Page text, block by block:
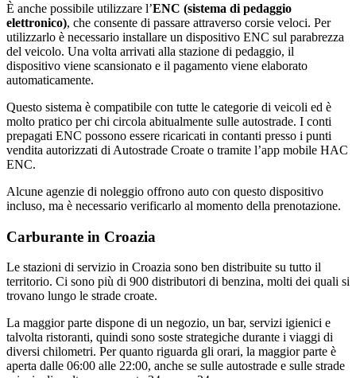
È anche possibile utilizzare l’ENC (sistema di pedaggio
elettronico), che consente di passare attraverso corsie veloci. Per
utilizzarlo è necessario installare un dispositivo ENC sul parabrezza
del veicolo. Una volta arrivati alla stazione di pedaggio, il
dispositivo viene scansionato e il pagamento viene elaborato
automaticamente.
Questo sistema è compatibile con tutte le categorie di veicoli ed è
molto pratico per chi circola abitualmente sulle autostrade. I conti
prepagati ENC possono essere ricaricati in contanti presso i punti
vendita autorizzati di Autostrade Croate o tramite l’app mobile HAC
ENC.
Alcune agenzie di noleggio offrono auto con questo dispositivo
incluso, ma è necessario verificarlo al momento della prenotazione.
Carburante in Croazia
Le stazioni di servizio in Croazia sono ben distribuite su tutto il
territorio. Ci sono più di 900 distributori di benzina, molti dei quali si
trovano lungo le strade croate.
La maggior parte dispone di un negozio, un bar, servizi igienici e
talvolta ristoranti, quindi sono soste strategiche durante i viaggi di
diversi chilometri. Per quanto riguarda gli orari, la maggior parte è
aperta dalle 06:00 alle 22:00, anche se sulle autostrade e sulle strade